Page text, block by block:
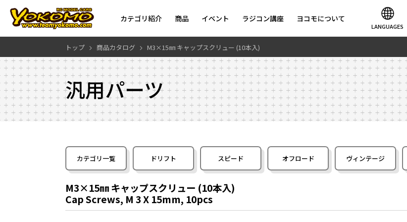
カテゴリ紹介 商品 イベント ラジコン講座 ヨコモについて
LANGUAGES
トップ 商品カタログ M3×15㎜ キャップスクリュー (10本入)
汎用パーツ
カテゴリ一覧 ドリフト スピード オフロード ヴィンテージ
M3×15㎜ キャップスクリュー (10本入)
Cap Screws, M 3 X 15mm, 10pcs